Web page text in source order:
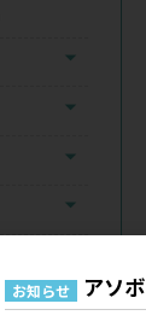
お知らせ アソ